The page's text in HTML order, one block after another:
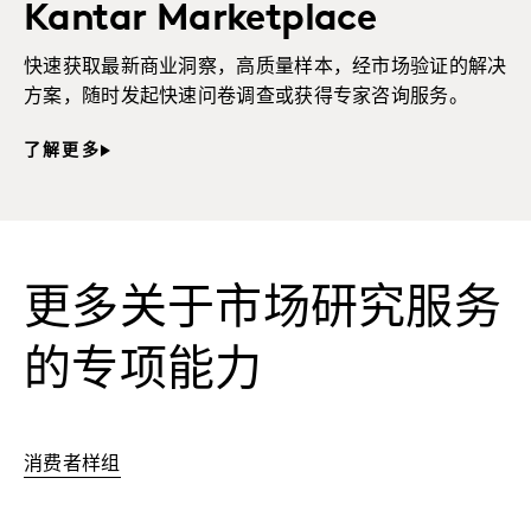
Kantar Marketplace
快速获取最新商业洞察，高质量样本，经市场验证的解决
方案，随时发起快速问卷调查或获得专家咨询服务。
了解更多
更多关于市场研究服务
的专项能力
消费者样组